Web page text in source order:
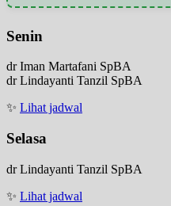
Senin
dr Iman Martafani SpBA
dr Lindayanti Tanzil SpBA
✨ Lihat jadwal
Selasa
dr Lindayanti Tanzil SpBA
✨ Lihat jadwal